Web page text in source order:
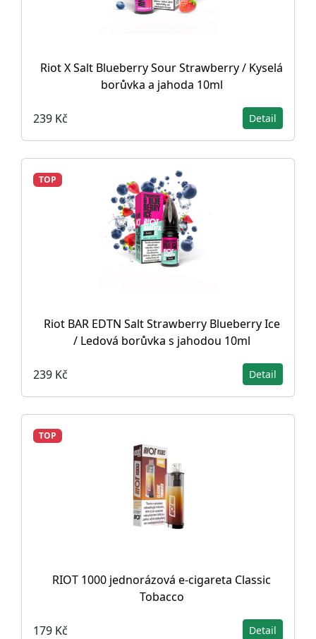
Riot X Salt Blueberry Sour Strawberry / Kyselá
borůvka a jahoda 10ml
239 Kč Detail
TOP
Riot BAR EDTN Salt Strawberry Blueberry Ice
/ Ledová borůvka s jahodou 10ml
239 Kč Detail
TOP
RIOT 1000 jednorázová e-cigareta Classic
Tobacco
179 Kč Detail